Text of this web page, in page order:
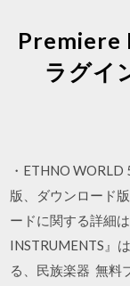
Premiere
ラグイ
・ETHNO WORLD
版、ダウンロード
ードに関する詳細
INSTRUMENTS』
る、民族楽器 無料